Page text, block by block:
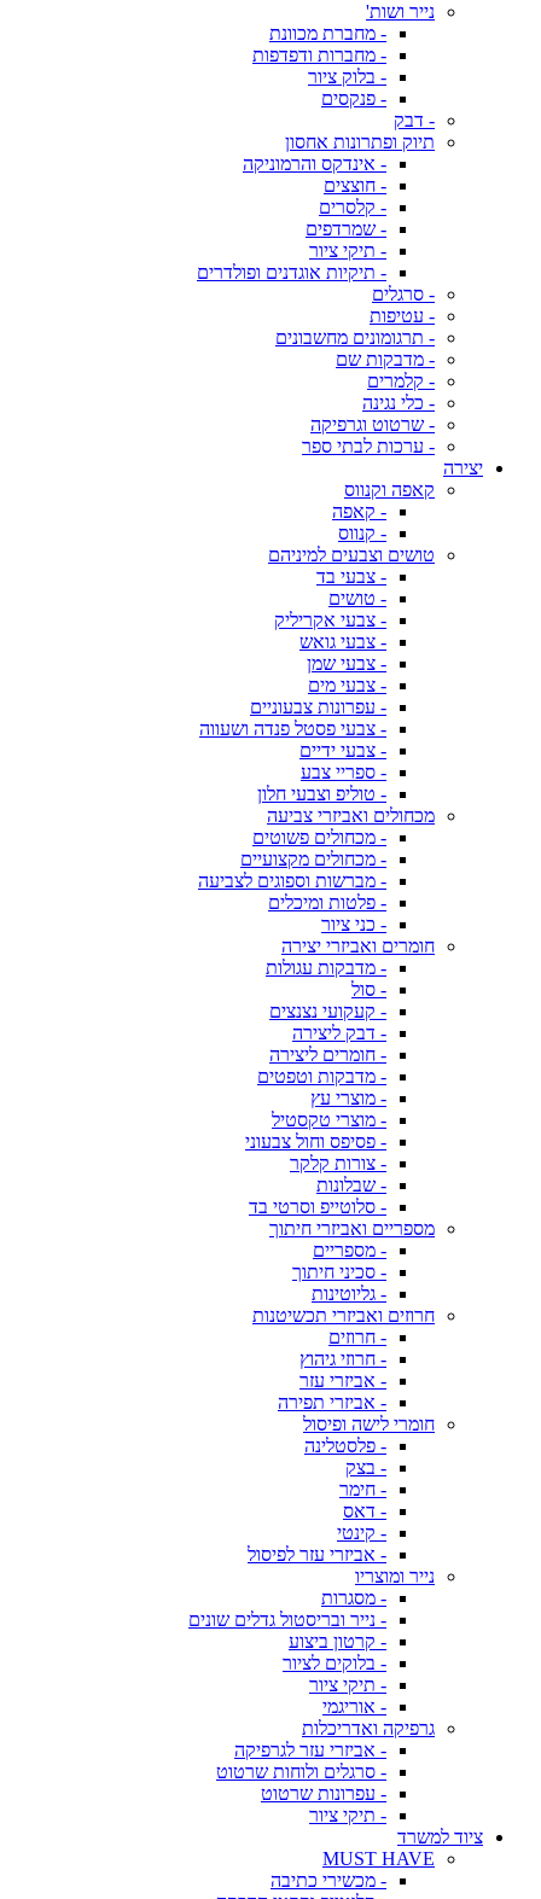
נייר ושות'
- מחברת מכוונת
- מחברות ודפדפות
- בלוק ציור
- פנקסים
- דבק
תיוק ופתרונות אחסון
- אינדקס והרמוניקה
- חוצצים
- קלסרים
- שמרדפים
- תיקי ציור
- תיקיות אוגדנים ופולדרים
- סרגלים
- עטיפות
- תרגומונים מחשבונים
- מדבקות שם
- קלמרים
- כלי נגינה
- שרטוט וגרפיקה
- ערכות לבתי ספר
יצירה
קאפה וקנווס
- קאפה
- קנווס
טושים וצבעים למיניהם
- צבעי בד
- טושים
- צבעי אקריליק
- צבעי גואש
- צבעי שמן
- צבעי מים
- עפרונות צבעוניים
- צבעי פסטל פנדה ושעווה
- צבעי ידיים
- ספריי צבע
- טוליפ וצבעי חלון
מכחולים ואביזרי צביעה
- מכחולים פשוטים
- מכחולים מקצועיים
- מברשות וספוגים לצביעה
- פלטות ומיכלים
- כני ציור
חומרים ואביזרי יצירה
- מדבקות עגולות
- סול
- קעקועי נצנצים
- דבק ליצירה
- חומרים ליצירה
- מדבקות וטפטים
- מוצרי עץ
- מוצרי טקסטיל
- פסיפס וחול צבעוני
- צורות קלקר
- שבלונות
- סלוטייפ וסרטי בד
מספריים ואביזרי חיתוך
- מספריים
- סכיני חיתוך
- גליוטינות
חרוזים ואביזרי תכשיטנות
- חרוזים
- חרוזי גיהוץ
- אביזרי עזר
- אביזרי תפירה
חומרי לישה ופיסול
- פלסטלינה
- בצק
- חימר
- דאס
- קינטי
- אביזרי עזר לפיסול
נייר ומוצריו
- מסגרות
- נייר ובריסטול גדלים שונים
- קרטון ביצוע
- בלוקים לציור
- תיקי ציור
- אוריגמי
גרפיקה ואדריכלות
- אביזרי עזר לגרפיקה
- סרגלים ולוחות שרטוט
- עפרונות שרטוט
- תיקי ציור
ציוד למשרד
MUST HAVE
- מכשירי כתיבה